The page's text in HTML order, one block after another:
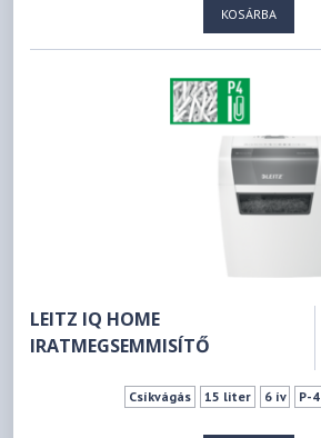
KOSÁRBA
LEITZ IQ HOME
IRATMEGSEMMISÍTŐ
Csíkvágás 15 liter 6 ív P-4